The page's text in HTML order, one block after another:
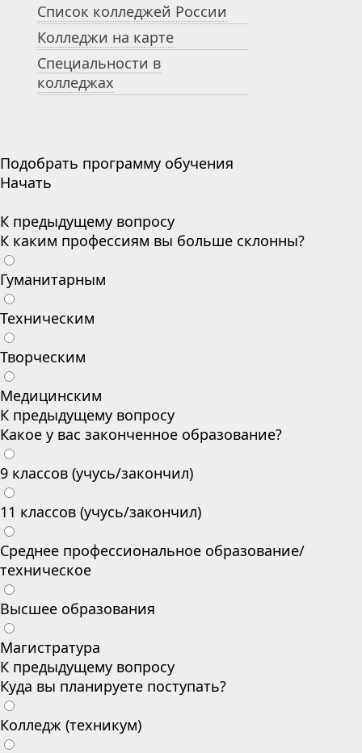
Список колледжей России
Колледжи на карте
Специальности в
колледжах
Подобрать программу обучения
Начать
К предыдущему вопросу
К каким профессиям вы больше склонны?
Гуманитарным
Техническим
Творческим
Медицинским
К предыдущему вопросу
Какое у вас законченное образование?
9 классов (учусь/закончил)
11 классов (учусь/закончил)
Среднее профессиональное образование/
техническое
Высшее образования
Магистратура
К предыдущему вопросу
Куда вы планируете поступать?
Колледж (техникум)